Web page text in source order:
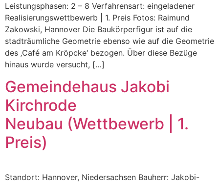
Leistungsphasen: 2 – 8 Verfahrensart: eingeladener
Realisierungswettbewerb | 1. Preis Fotos: Raimund
Zakowski, Hannover Die Baukörperfigur ist auf die
stadträumliche Geometrie ebenso wie auf die Geometrie
des ‚Café am Kröpcke‘ bezogen. Über diese Bezüge
hinaus wurde versucht, […]
Gemeindehaus Jakobi
Kirchrode
Neubau (Wettbewerb | 1.
Preis)
Standort: Hannover, Niedersachsen Bauherr: Jakobi-